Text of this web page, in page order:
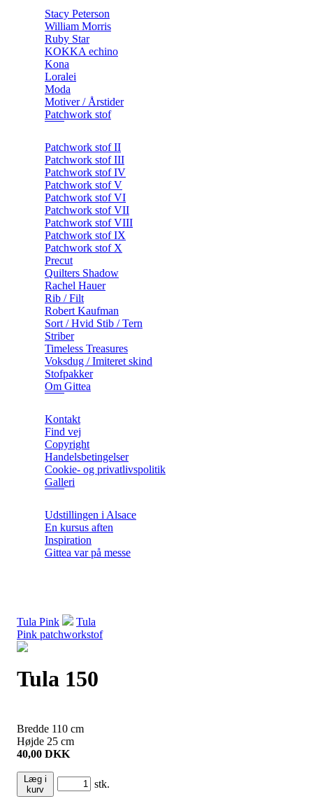
Stacy Peterson
William Morris
Ruby Star
KOKKA echino
Kona
Loralei
Moda
Motiver / Årstider
Patchwork stof
Patchwork stof II
Patchwork stof III
Patchwork stof IV
Patchwork stof V
Patchwork stof VI
Patchwork stof VII
Patchwork stof VIII
Patchwork stof IX
Patchwork stof X
Precut
Quilters Shadow
Rachel Hauer
Rib / Filt
Robert Kaufman
Sort / Hvid Stib / Tern
Striber
Timeless Treasures
Voksdug / Imiteret skind
Stofpakker
Om Gittea
Kontakt
Find vej
Copyright
Handelsbetingelser
Cookie- og privatlivspolitik
Galleri
Udstillingen i Alsace
En kursus aften
Inspiration
Gittea var på messe
Tula Pink
Tula
Pink patchworkstof
Tula 150
Bredde 110 cm
Højde 25 cm
40,00 DKK
Læg i
kurv
stk.